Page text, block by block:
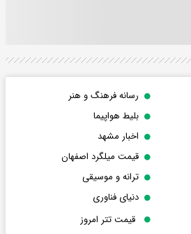
رسانه فرهنگ و هنر
بلیط هواپیما
اخبار مشهد
قیمت میلگرد اصفهان
ترانه و موسیقی
دنیای فناوری
قیمت تتر امروز